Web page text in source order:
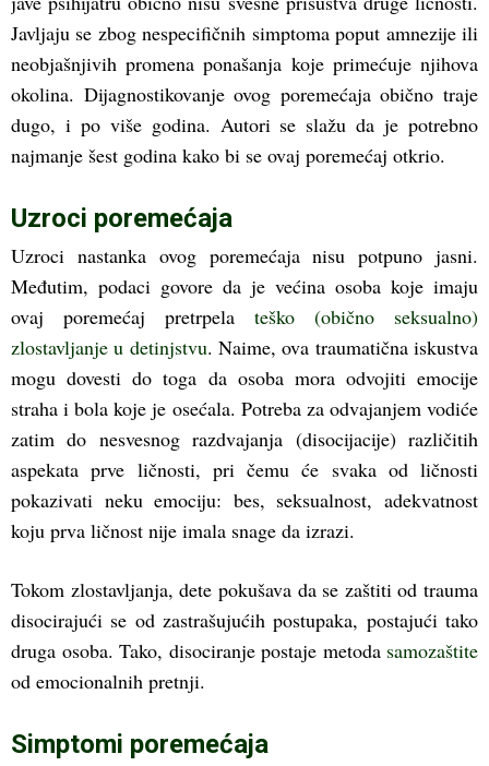
Javljaju se zbog nespecifičnih simptoma poput amnezije ili
neobjašnjivih promena ponašanja koje primećuje njihova
okolina. Dijagnostikovanje ovog poremećaja obično traje
dugo, i po više godina. Autori se slažu da je potrebno
najmanje šest godina kako bi se ovaj poremećaj otkrio.
Uzroci poremećaja
Uzroci nastanka ovog poremećaja nisu potpuno jasni.
Međutim, podaci govore da je većina osoba koje imaju
ovaj poremećaj pretrpela teško (obično seksualno)
zlostavljanje u detinjstvu. Naime, ova traumatična iskustva
mogu dovesti do toga da osoba mora odvojiti emocije
straha i bola koje je osećala. Potreba za odvajanjem vodiće
zatim do nesvesnog razdvajanja (disocijacije) različitih
aspekata prve ličnosti, pri čemu će svaka od ličnosti
pokazivati neku emociju: bes, seksualnost, adekvatnost
koju prva ličnost nije imala snage da izrazi.
Tokom zlostavljanja, dete pokušava da se zaštiti od trauma
disocirajući se od zastrašujućih postupaka, postajući tako
druga osoba. Tako, disociranje postaje metoda samozaštite
od emocionalnih pretnji.
Simptomi poremećaja